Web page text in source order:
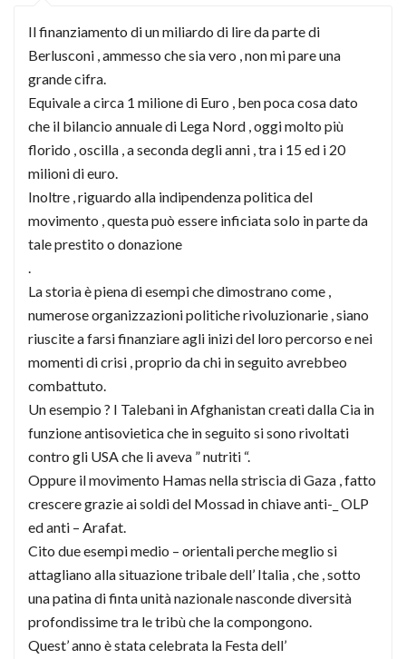
Il finanziamento di un miliardo di lire da parte di
Berlusconi , ammesso che sia vero , non mi pare una
grande cifra.
Equivale a circa 1 milione di Euro , ben poca cosa dato
che il bilancio annuale di Lega Nord , oggi molto più
florido , oscilla , a seconda degli anni , tra i 15 ed i 20
milioni di euro.
Inoltre , riguardo alla indipendenza politica del
movimento , questa può essere inficiata solo in parte da
tale prestito o donazione
.
La storia è piena di esempi che dimostrano come ,
numerose organizzazioni politiche rivoluzionarie , siano
riuscite a farsi finanziare agli inizi del loro percorso e nei
momenti di crisi , proprio da chi in seguito avrebbeo
combattuto.
Un esempio ? I Talebani in Afghanistan creati dalla Cia in
funzione antisovietica che in seguito si sono rivoltati
contro gli USA che li aveva ” nutriti “.
Oppure il movimento Hamas nella striscia di Gaza , fatto
crescere grazie ai soldi del Mossad in chiave anti-_ OLP
ed anti – Arafat.
Cito due esempi medio – orientali perche meglio si
attagliano alla situazione tribale dell’ Italia , che , sotto
una patina di finta unità nazionale nasconde diversità
profondissime tra le tribù che la compongono.
Quest’ anno è stata celebrata la Festa dell’